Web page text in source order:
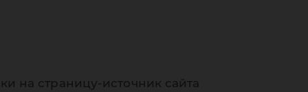
на страницу-источник сайта